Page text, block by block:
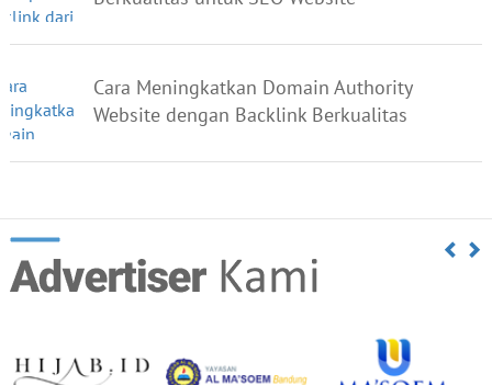
Cara Meningkatkan Domain Authority
Website dengan Backlink Berkualitas